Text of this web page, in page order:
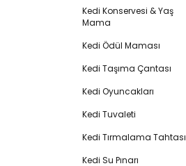
Kedi Konservesi & Yaş
Mama
Kedi Ödül Maması
Kedi Taşıma Çantası
Kedi Oyuncakları
Kedi Tuvaleti
Kedi Tırmalama Tahtası
Kedi Su Pınarı